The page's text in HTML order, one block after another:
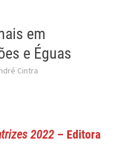
em
e Éguas
Cintra
2022 – Editora